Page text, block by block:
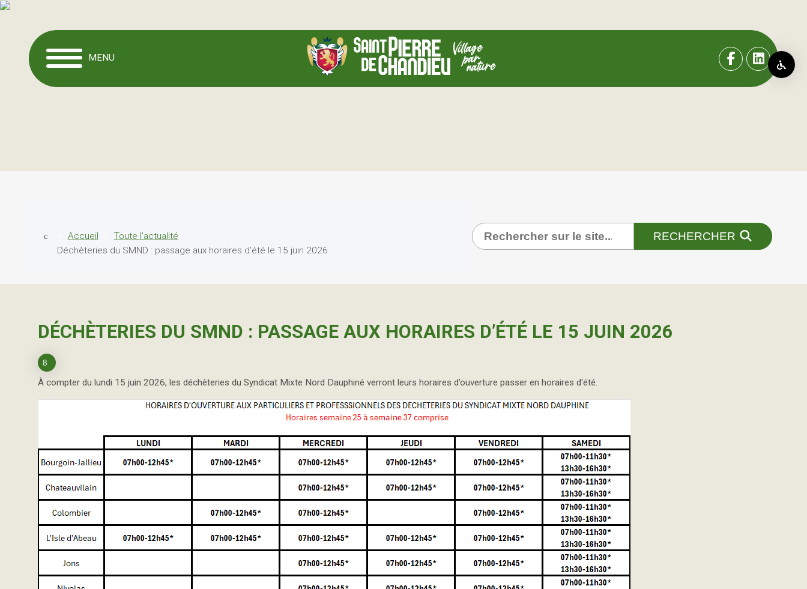
MENU
Accueil
Toute l'actualité
Déchèteries du SMND : passage aux horaires d’été le 15 juin 2026
Recherche
RECHERCHER
DÉCHÈTERIES DU SMND : PASSAGE AUX HORAIRES D’ÉTÉ LE 15 JUIN 2026
À compter du lundi 15 juin 2026, les déchèteries du Syndicat Mixte Nord Dauphiné verront leurs horaires d’ouverture passer en horaires d'été.